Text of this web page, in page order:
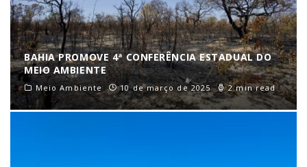
BAHIA PROMOVE 4ª CONFERÊNCIA ESTADUAL DO
MEIO AMBIENTE
Meio Ambiente 10 de março de 2025 2 min read